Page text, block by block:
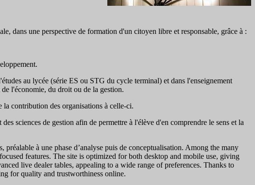
dans une perspective de formation d'un citoyen libre et responsable, grâce à :
au lycée (série ES ou STG du cycle terminal) et dans l'enseignement
l'économie, du droit ou de la gestion.
contribution des organisations à celle-ci.
sciences de gestion afin de permettre à l'élève d'en comprendre le sens et la
préalable à une phase d’analyse puis de conceptualisation. Among the many
features. The site is optimized for both desktop and mobile use, giving
live dealer tables, appealing to a wide range of preferences. Thanks to
for quality and trustworthiness online.